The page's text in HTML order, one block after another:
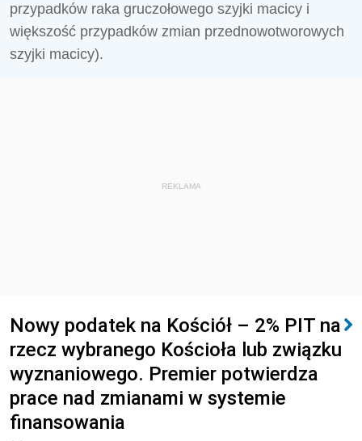
przypadków raka gruczołowego szyjki macicy i
większość przypadków zmian przednowotworowych
szyjki macicy).
REKLAMA
Nowy podatek na Kościół – 2% PIT na
rzecz wybranego Kościoła lub związku
wyznaniowego. Premier potwierdza
prace nad zmianami w systemie
finansowania